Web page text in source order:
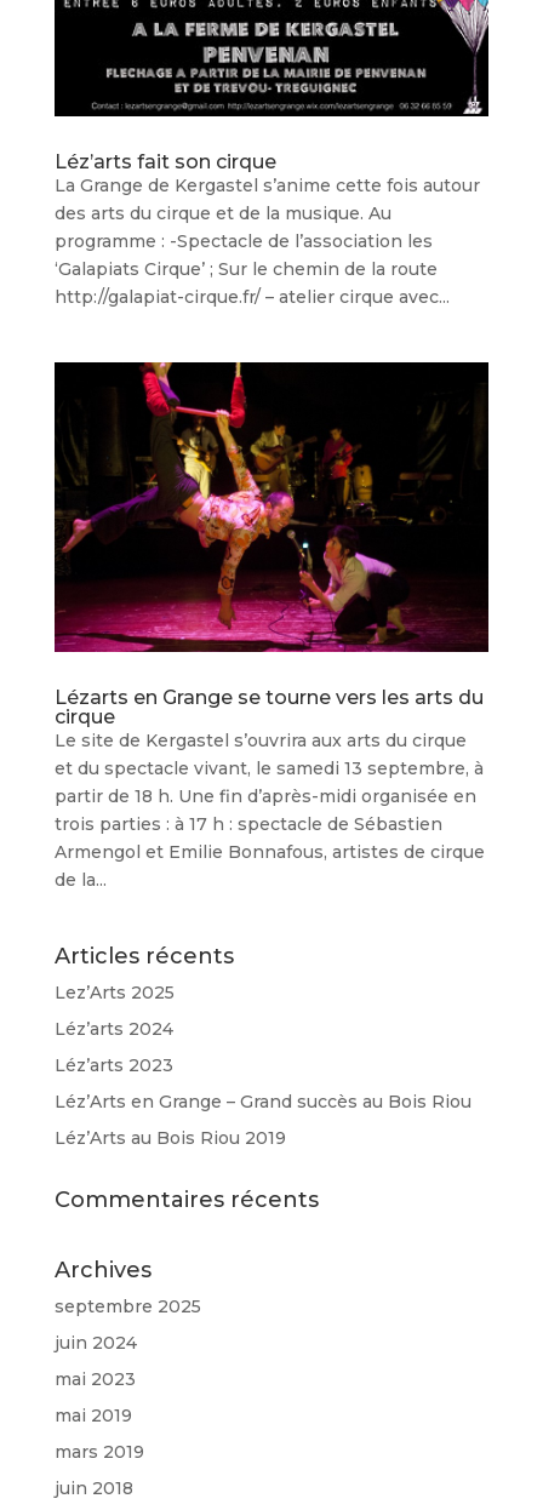
Léz’arts fait son cirque
La Grange de Kergastel s’anime cette fois autour
des arts du cirque et de la musique. Au
programme : -Spectacle de l’association les
‘Galapiats Cirque’ ; Sur le chemin de la route
http://galapiat-cirque.fr/ – atelier cirque avec...
Lézarts en Grange se tourne vers les arts du
cirque
Le site de Kergastel s’ouvrira aux arts du cirque
et du spectacle vivant, le samedi 13 septembre, à
partir de 18 h. Une fin d’après-midi organisée en
trois parties : à 17 h : spectacle de Sébastien
Armengol et Emilie Bonnafous, artistes de cirque
de la...
Articles récents
Lez’Arts 2025
Léz’arts 2024
Léz’arts 2023
Léz’Arts en Grange – Grand succès au Bois Riou
Léz’Arts au Bois Riou 2019
Commentaires récents
Archives
septembre 2025
juin 2024
mai 2023
mai 2019
mars 2019
juin 2018